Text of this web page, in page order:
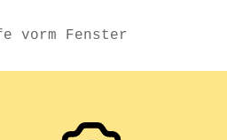
vorm Fenster